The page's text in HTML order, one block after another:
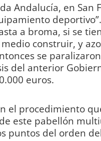
Andalucía, en
a broma, si se
construir, y
se
del anterior
euros.
el procedimiento
este pabellón
puntos del orden